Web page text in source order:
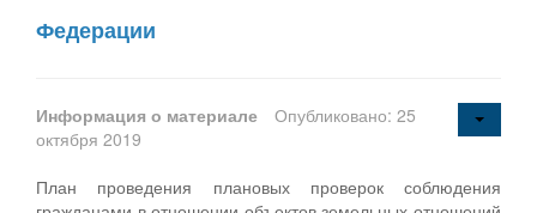
Федерации
Информация о материале
Опубликовано: 25
октября 2019
План проведения плановых проверок соблюдения